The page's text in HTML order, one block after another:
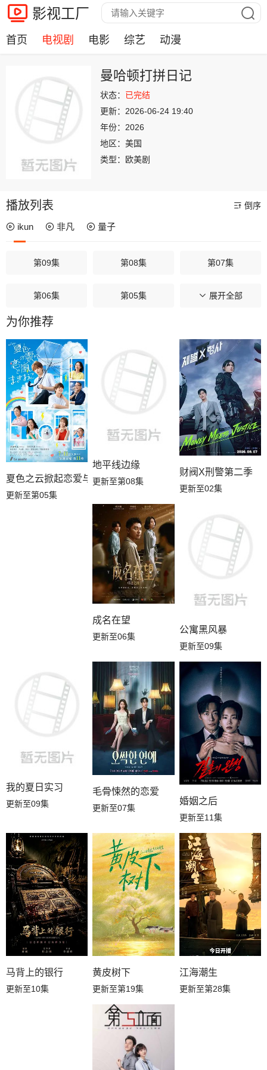
影视工厂
首页 电视剧 电影 综艺 动漫
曼哈顿打拼日记
状态： 已完结
更新： 2026-06-24 19:40
年份： 2026
地区： 美国
类型：
欧美剧
播放列表 倒序
ikun 非凡 量子
第09集 第08集 第07集
第06集 第05集 第04集
第03集
展开全部
为你推荐
夏色之云掀起恋爱与风暴
更新至第05集
地平线边缘
更新至第08集
财阀X刑警第二季
更新至02集
成名在望
更新至06集
公寓黑风暴
更新至09集
我的夏日实习
更新至09集
毛骨悚然的恋爱
更新至07集
婚姻之后
更新至11集
马背上的银行
更新至10集
黄皮树下
更新至第19集
江海潮生
更新至第28集